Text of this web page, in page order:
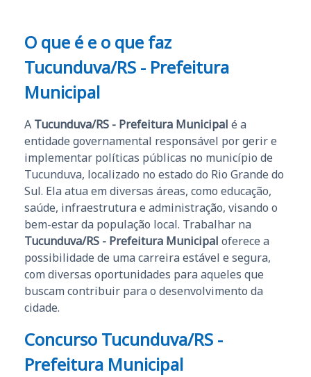
O que é e o que faz
Tucunduva/RS - Prefeitura
Municipal
A Tucunduva/RS - Prefeitura Municipal é a
entidade governamental responsável por gerir e
implementar políticas públicas no município de
Tucunduva, localizado no estado do Rio Grande do
Sul. Ela atua em diversas áreas, como educação,
saúde, infraestrutura e administração, visando o
bem-estar da população local. Trabalhar na
Tucunduva/RS - Prefeitura Municipal oferece a
possibilidade de uma carreira estável e segura,
com diversas oportunidades para aqueles que
buscam contribuir para o desenvolvimento da
cidade.
Concurso Tucunduva/RS -
Prefeitura Municipal